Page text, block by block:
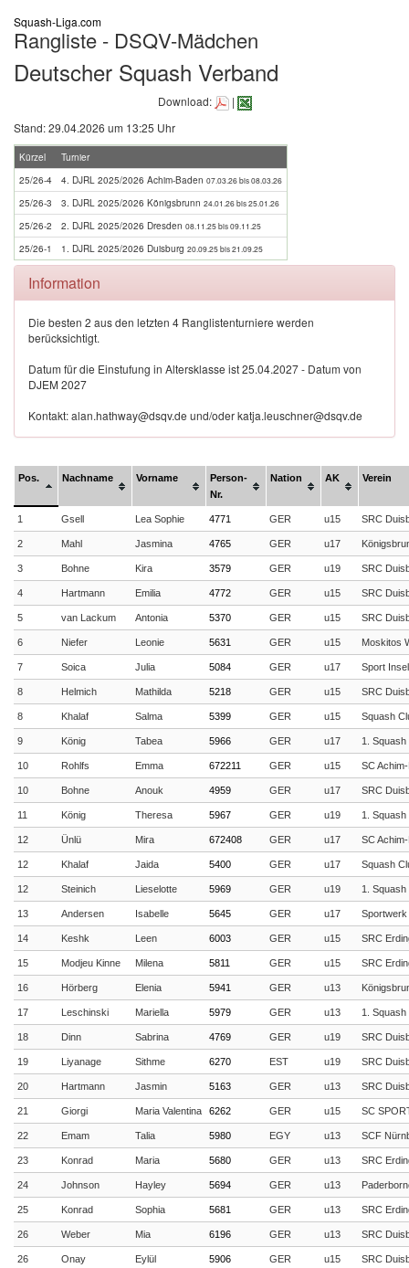
Squash-Liga.com
Rangliste - DSQV-Mädchen
Deutscher Squash Verband
Download:
|
Stand: 29.04.2026 um 13:25 Uhr
Kürzel
Turnier
25/26-4
4. DJRL 2025/2026 Achim-Baden 07.03.26 bis 08.03.26
25/26-3 3. DJRL 2025/2026 Königsbrunn 24.01.26 bis 25.01.26
25/26-2 2. DJRL 2025/2026 Dresden 08.11.25 bis 09.11.25
25/26-1 1. DJRL 2025/2026 Duisburg 20.09.25 bis 21.09.25
Information
Die besten 2 aus den letzten 4 Ranglistenturniere werden
berücksichtigt.
Datum für die Einstufung in Altersklasse ist 25.04.2027 - Datum von
DJEM 2027
Kontakt: alan.hathway@dsqv.de und/oder katja.leuschner@dsqv.de
Pos. Nachname Vorname
Person-
Nr.
Nation AK Verein
1 Gsell Lea Sophie 4771 GER u15 SRC
2 Mahl Jasmina 4765 GER u17
3 Bohne Kira 3579 GER u19 SRC
4 Hartmann Emilia 4772 GER u15 SRC
5 van Lackum Antonia 5370 GER u15 SRC
6 Niefer Leonie 5631 GER u15 Moskitos
7 Soica Julia 5084 GER u17 Sport
8 Helmich Mathilda 5218 GER u15 SRC
8 Khalaf Salma 5399 GER u15 Squash
9 König Tabea 5966 GER u17 1. Squash
10 Rohlfs Emma 672211 GER u15 SC
10 Bohne Anouk 4959 GER u17 SRC
11 König Theresa 5967 GER u19 1. Squash
12 Ünlü Mira 672408 GER u17 SC
12 Khalaf Jaida 5400 GER u17 Squash
12 Steinich Lieselotte 5969 GER u19 1. Squash
13 Andersen Isabelle 5645 GER u17
14 Keshk Leen 6003 GER u15 SRC
15 Modjeu Kinne Milena 5811 GER u15 SRC
16 Hörberg Elenia 5941 GER u13
17 Leschinski Mariella 5979 GER u13 1. Squash
18 Dinn Sabrina 4769 GER u19 SRC
19 Liyanage Sithme 6270 EST u19 SRC
20 Hartmann Jasmin 5163 GER u13 SRC
21 Giorgi Maria Valentina 6262 GER u15 SC
22 Emam Talia 5980 EGY u13 SCF
23 Konrad Maria 5680 GER u13 SRC
24 Johnson Hayley 5694 GER u13
25 Konrad Sophia 5681 GER u13 SRC
26 Weber Mia 6196 GER u13 SRC
26 Onay Eylül 5906 GER u15 SRC